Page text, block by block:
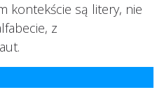
kontekście są litery, nie
z